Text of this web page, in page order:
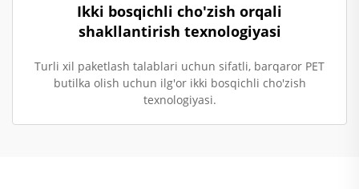
Ikki bosqichli cho'zish orqali
shakllantirish texnologiyasi
Turli xil paketlash talablari uchun sifatli, barqaror PET
butilka olish uchun ilg'or ikki bosqichli cho'zish
texnologiyasi.